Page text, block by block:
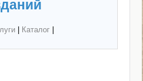
| Каталог|